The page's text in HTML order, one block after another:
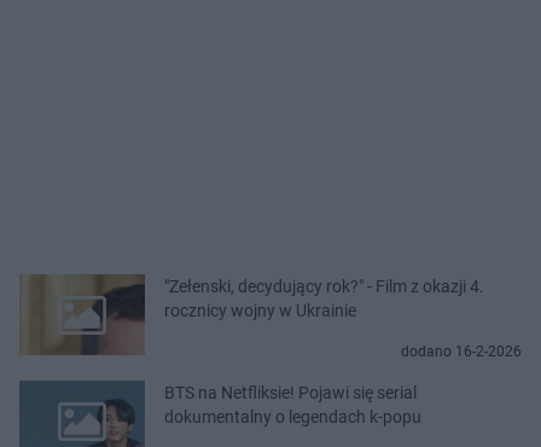
"Zełenski, decydujący rok?" - Film z okazji 4.
rocznicy wojny w Ukrainie
dodano 16-2-2026
BTS na Netfliksie! Pojawi się serial
dokumentalny o legendach k-popu